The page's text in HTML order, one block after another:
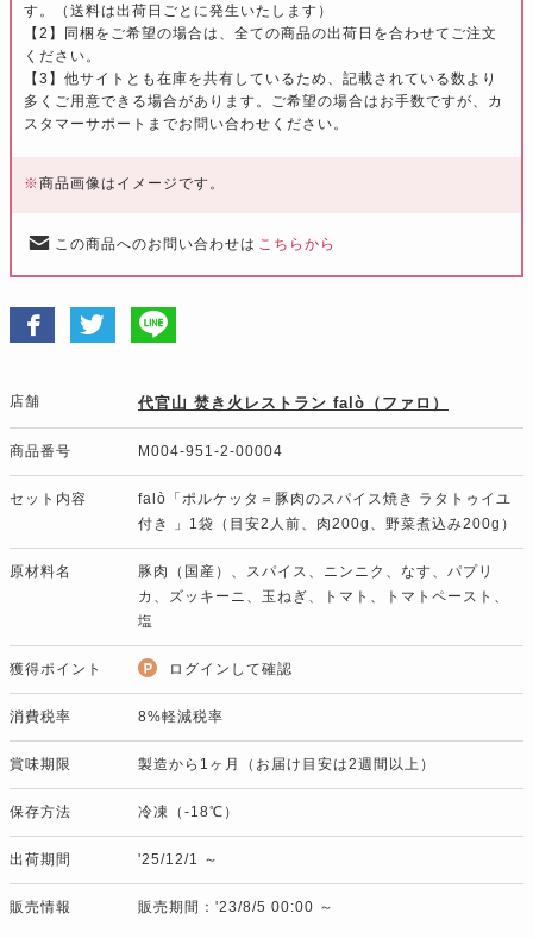
す。（送料は出荷日ごとに発生いたします）
【2】同梱をご希望の場合は、全ての商品の出荷日を合わせてご注文
ください。
【3】他サイトとも在庫を共有しているため、記載されている数より
多くご用意できる場合があります。ご希望の場合はお手数ですが、カ
スタマーサポートまでお問い合わせください。
※商品画像はイメージです。
この商品へのお問い合わせは こちらから
店舗 代官山 焚き火レストラン falò（ファロ）
商品番号 M004-951-2-00004
セット内容
falò「ポルケッタ＝豚肉のスパイス焼き ラタトゥイユ
付き 」1袋（目安2人前、肉200g、野菜煮込み200g）
原材料名
豚肉（国産）、スパイス、ニンニク、なす、パプリ
カ、ズッキーニ、玉ねぎ、トマト、トマトペースト、
塩
獲得ポイント ログインして確認
消費税率 8%軽減税率
賞味期限 製造から1ヶ月（お届け目安は2週間以上）
保存方法 冷凍（-18℃）
出荷期間 '25/12/1 ～
販売情報 販売期間：'23/8/5 00:00 ～